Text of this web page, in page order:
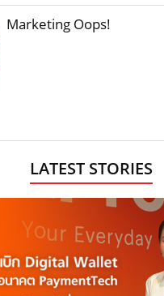
Marketing Oops!
LATEST STORIES